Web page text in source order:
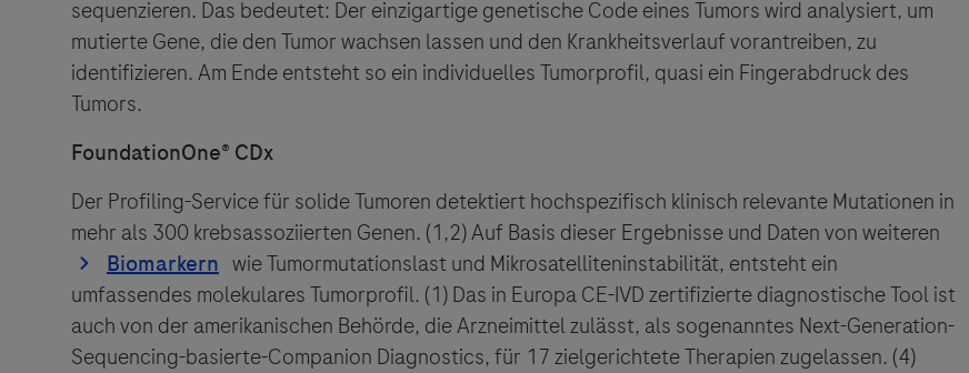
sequenzieren. Das bedeutet: Der einzigartige genetische Code eines Tumors wird analysiert, um
mutierte Gene, die den Tumor wachsen lassen und den Krankheitsverlauf vorantreiben, zu
identifizieren. Am Ende entsteht so ein individuelles Tumorprofil, quasi ein Fingerabdruck des
Tumors.
FoundationOne® CDx
Der Profiling-Service für solide Tumoren detektiert hochspezifisch klinisch relevante Mutationen in
mehr als 300 krebsassoziierten Genen. (1,2)Auf Basis dieser Ergebnisse und Daten von weiteren
wie Tumormutationslast und Mikrosatelliteninstabilität, entsteht ein
umfassendes molekulares Tumorprofil. (1)Das in Europa CE-IVD zertifizierte diagnostische Tool ist
auch von der amerikanischen Behörde, die Arzneimittel zulässt, als sogenanntes Next-Generation-
Sequencing-basierte-Companion Diagnostics, für 17 zielgerichtete Therapien zugelassen. (4)
Links zu Websites Dritter werden im Sinne des
Der Herausgeber äußert keine Meinung über den Inhalt von
und lehnt ausdrücklich jegliche Verantwortung für